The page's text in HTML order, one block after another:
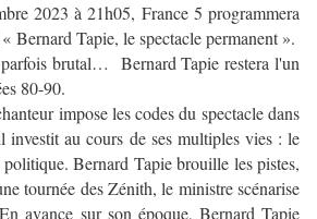
2023 à 21h05, France 5 programmera
Bernard Tapie, le spectacle permanent ».
brutal… Bernard Tapie restera l'un
80-90.
impose les codes du spectacle dans
investit au cours de ses multiples vies : le
Bernard Tapie brouille les pistes,
tournée des Zénith, le ministre scénarise
avance sur son époque, Bernard Tapie